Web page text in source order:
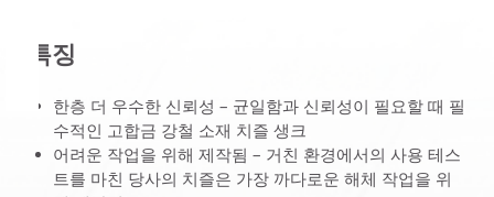
특징
한층 더 우수한 신뢰성 – 균일함과 신뢰성이 필요할 때 필
수적인 고합금 강철 소재 치즐 생크
어려운 작업을 위해 제작됨 – 거친 환경에서의 사용 테스
트를 마친 당사의 치즐은 가장 까다로운 해체 작업을 위